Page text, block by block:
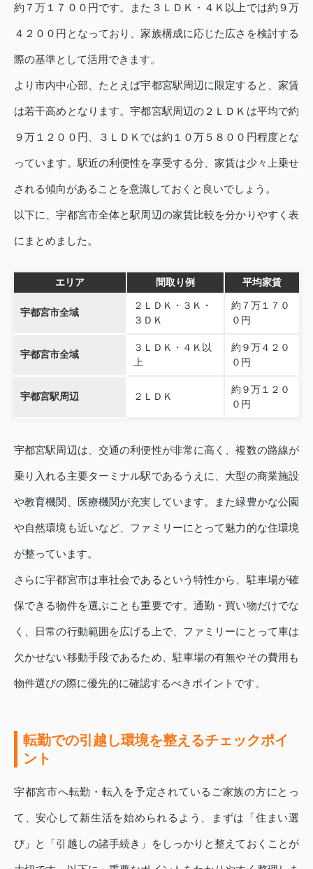
約７万１７００円です。また３ＬＤＫ・４Ｋ以上では約９万
４２００円となっており、家族構成に応じた広さを検討する
際の基準として活用できます。
より市内中心部、たとえば宇都宮駅周辺に限定すると、家賃
は若干高めとなります。宇都宮駅周辺の２ＬＤＫは平均で約
９万１２００円、３ＬＤＫでは約１０万５８００円程度とな
っています。駅近の利便性を享受する分、家賃は少々上乗せ
される傾向があることを意識しておくと良いでしょう。
以下に、宇都宮市全体と駅周辺の家賃比較を分かりやすく表
にまとめました。
エリア 間取り例 平均家賃
宇都宮市全域
２ＬＤＫ・３Ｋ・
３ＤＫ
約７万１７０
０円
宇都宮市全域
３ＬＤＫ・４Ｋ以
上
約９万４２０
０円
宇都宮駅周辺 ２ＬＤＫ
約９万１２０
０円
宇都宮駅周辺は、交通の利便性が非常に高く、複数の路線が
乗り入れる主要ターミナル駅であるうえに、大型の商業施設
や教育機関、医療機関が充実しています。また緑豊かな公園
や自然環境も近いなど、ファミリーにとって魅力的な住環境
が整っています。
さらに宇都宮市は車社会であるという特性から、駐車場が確
保できる物件を選ぶことも重要です。通勤・買い物だけでな
く、日常の行動範囲を広げる上で、ファミリーにとって車は
欠かせない移動手段であるため、駐車場の有無やその費用も
物件選びの際に優先的に確認するべきポイントです。
転勤での引越し環境を整えるチェックポイ
ント
宇都宮市へ転勤・転入を予定されているご家族の方にとっ
て、安心して新生活を始められるよう、まずは「住まい選
び」と「引越しの諸手続き」をしっかりと整えておくことが